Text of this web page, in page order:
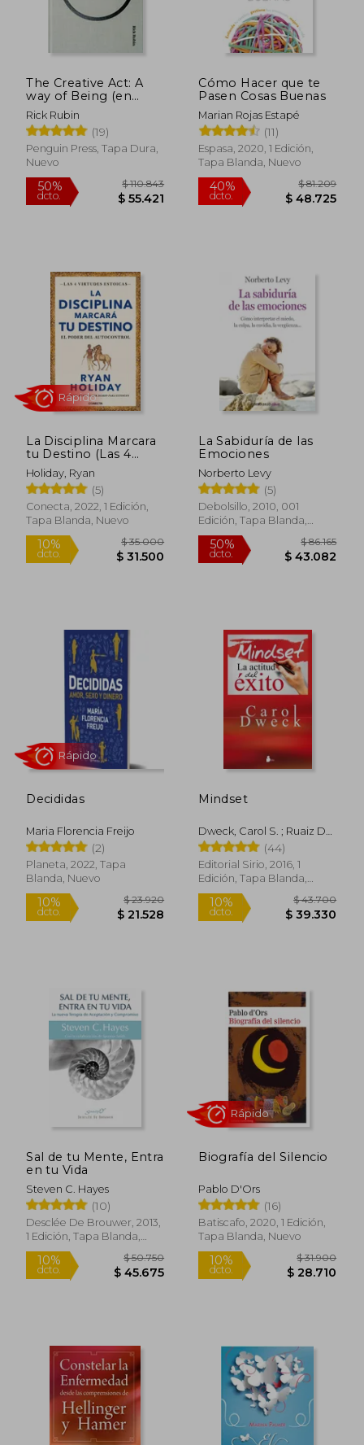
The Creative Act: A
way of Being (en
Inglés)
Rick Rubin
(19)
Penguin Press, Tapa Dura,
Nuevo
50%
dcto.
$ 110.843
$ 55.421
Cómo Hacer que te
Pasen Cosas Buenas
Marian Rojas Estapé
(11)
Espasa, 2020, 1 Edición,
Tapa Blanda, Nuevo
40%
dcto.
La Disciplina Marcara
tu Destino (Las 4
Virtudes Estoicas 2)
Holiday, Ryan
(5)
Conecta, 2022, 1 Edición,
Tapa Blanda, Nuevo
Rápido
La Sabiduría de las
Emociones
Norberto Levy
(5)
Debolsillo, 2010, 001
Edición, Tapa Blanda,
Nuevo
50%
Decididas
Maria Florencia Freijo
(2)
Planeta, 2022, Tapa
Blanda, Nuevo
10%
Mindset
Dweck, Carol S. ; Ruaiz De
Luna Gonzaalez, Pedro
(44)
Editorial Sirio, 2016, 1
Edición, Tapa Blanda,
Nuevo
10%
Sal de tu Mente, Entra
en tu Vida
Steven C. Hayes
(10)
Desclée De Brouwer, 2013,
1 Edición, Tapa Blanda,
Nuevo
Biografía del Silencio
Pablo D'Ors
(16)
Batiscafo, 2020, 1 Edición,
Tapa Blanda, Nuevo
Rápido